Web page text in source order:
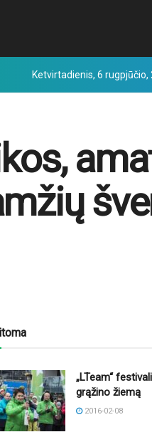
Ketvirtadienis, 6 rugpjūčio,
„LTeam“
grąžino žiemą
2016-02-08